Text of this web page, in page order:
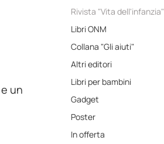
un
Rivista "Vita dell'infanzia"
Libri ONM
Collana "Gli aiuti"
Altri editori
Libri per bambini
Gadget
Poster
In offerta